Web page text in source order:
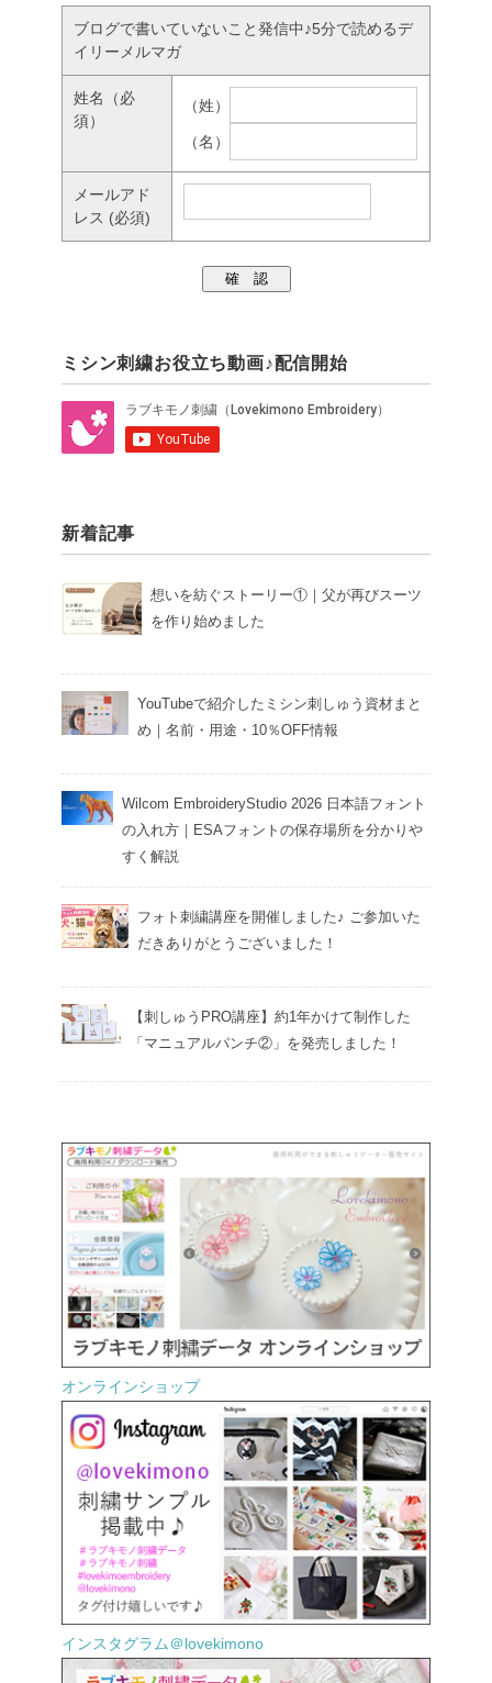
ブログで書いていないこと発信中♪5分で読めるデ
イリーメルマガ
姓名
（必
須）
（姓）
（名）
メールアド
レス (必須)
ミシン刺繍お役立ち動画♪配信開始
新着記事
想いを紡ぐストーリー①｜父が再びスーツ
を作り始めました
YouTubeで紹介したミシン刺しゅう資材まと
め｜名前・用途・10％OFF情報
Wilcom EmbroideryStudio 2026 日本語フォント
の入れ方｜ESAフォントの保存場所を分かりや
すく解説
フォト刺繍講座を開催しました♪ ご参加いた
だきありがとうございました！
【刺しゅうPRO講座】約1年かけて制作した
「マニュアルパンチ②」を発売しました！
オンラインショップ
インスタグラム＠lovekimono